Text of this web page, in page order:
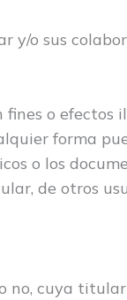
y/o sus
o efectos
forma
o los
de otros
no, cuya